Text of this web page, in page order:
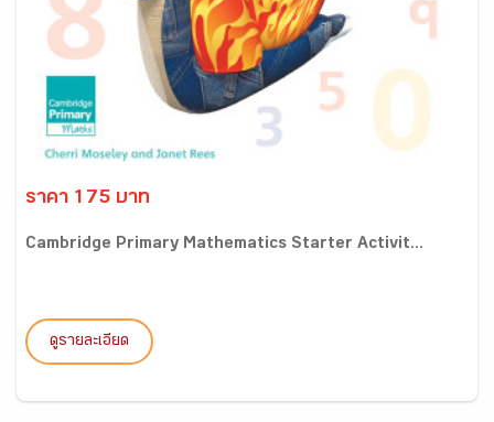
ราคา 175 บาท
Cambridge Primary Mathematics Starter Activit...
ดูรายละเอียด